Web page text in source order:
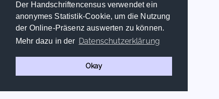
Der Handschriftencensus verwendet ein
anonymes Statistik-Cookie, um die Nutzung
der Online-Präsenz auswerten zu können.
Mehr dazu in der Datenschutzerklärung
Okay